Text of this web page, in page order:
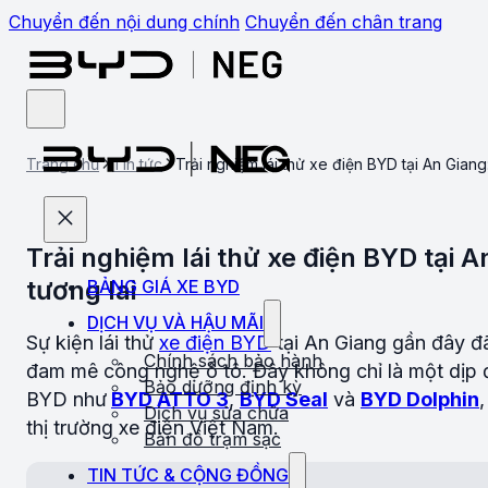
Chuyển đến nội dung chính Chuyển đến chân trang
BẢNG GIÁ XE BYD
DỊCH VỤ VÀ HẬU MÃI
Chính sách bảo hành
Bảo dưỡng định kỳ
Dịch vụ sửa chữa
Bản đồ trạm sạc
TIN TỨC & CỘNG ĐỒNG
Trang chủ Tin tức Trải nghiệm lái thử xe điện BYD tại An
Trải nghiệm lái thử xe điện BYD tại
tương lai
Sự kiện lái thử xe điện BYDtại An Giang gần đây
đam mê công nghệ ô tô. Đây không chỉ là một
BYD như BYD ATTO 3,BYD Seal và BYD Dolphin
thị trường xe điện Việt Nam.